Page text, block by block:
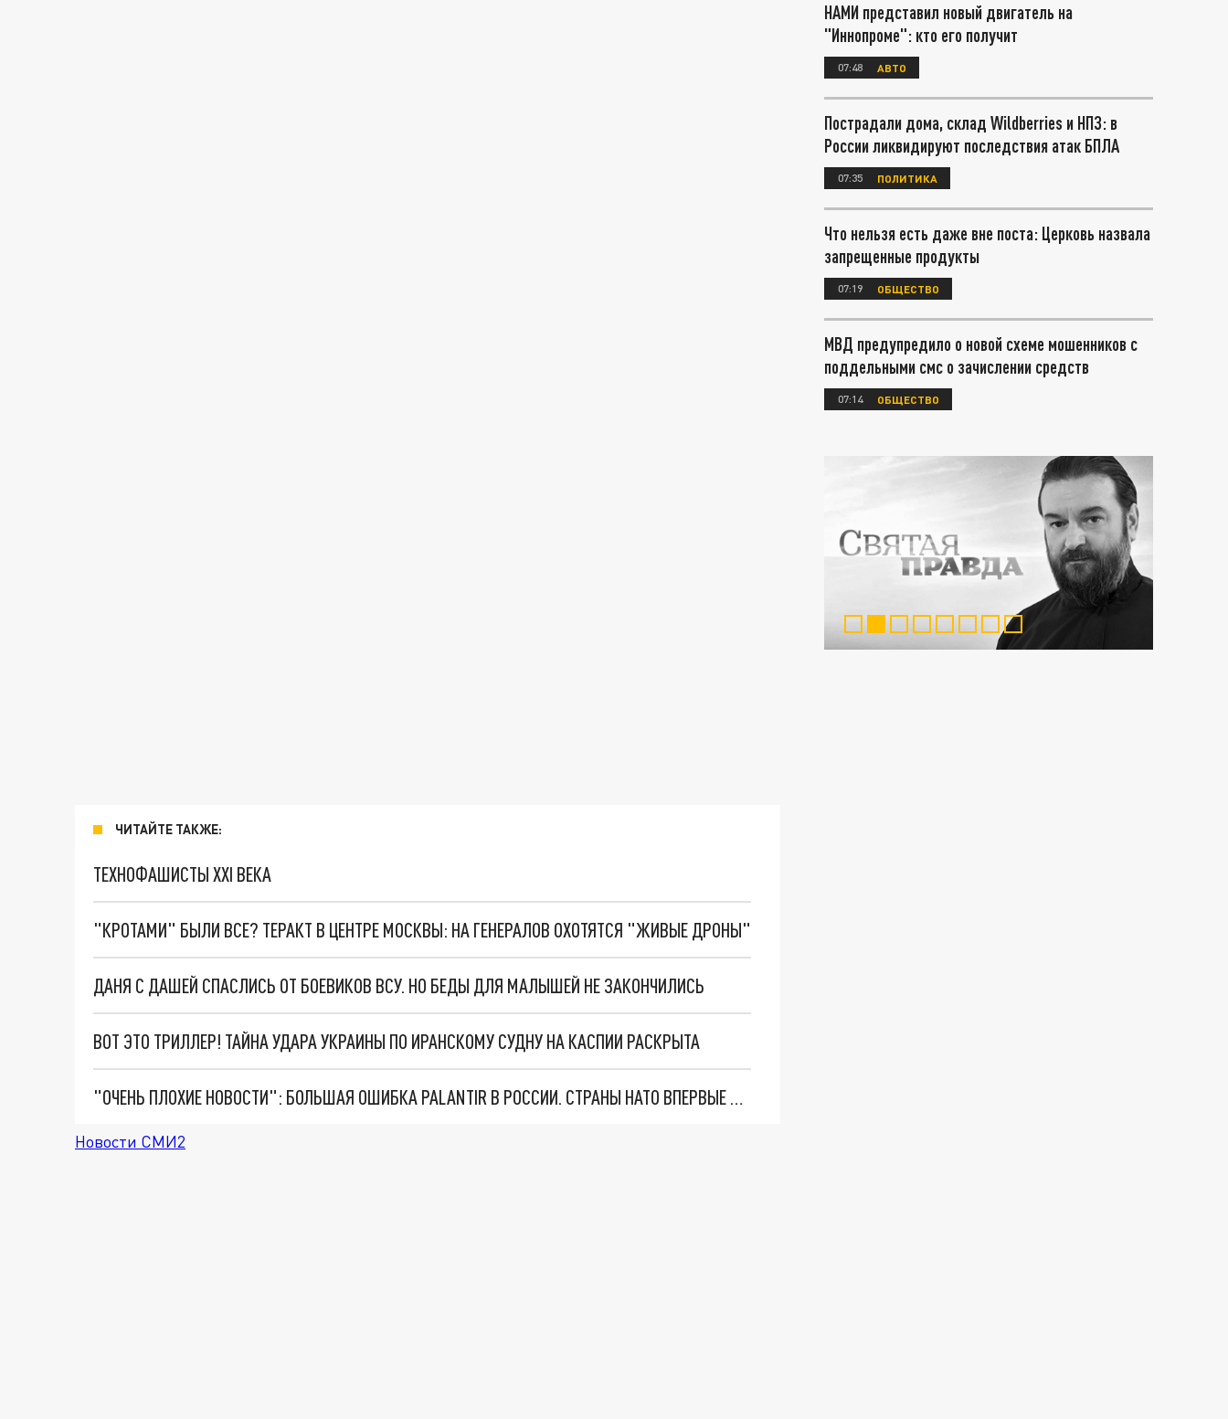
ЧИТАЙТЕ ТАКЖЕ:
ТЕХНОФАШИСТЫ XXI ВЕКА
"КРОТАМИ" БЫЛИ ВСЕ? ТЕРАКТ В ЦЕНТРЕ МОСКВЫ: НА ГЕНЕРАЛОВ ОХОТЯТСЯ "ЖИВЫЕ ДРОНЫ"
ДАНЯ С ДАШЕЙ СПАСЛИСЬ ОТ БОЕВИКОВ ВСУ. НО БЕДЫ ДЛЯ МАЛЫШЕЙ НЕ ЗАКОНЧИЛИСЬ
ВОТ ЭТО ТРИЛЛЕР! ТАЙНА УДАРА УКРАИНЫ ПО ИРАНСКОМУ СУДНУ НА КАСПИИ РАСКРЫТА
"ОЧЕНЬ ПЛОХИЕ НОВОСТИ": БОЛЬШАЯ ОШИБКА PALANTIR В РОССИИ. СТРАНЫ НАТО ВПЕРВЫЕ ЗА СВО ОСТАНОВИЛИ ПОСТАВКИ ОРУЖИЯ. ВСУ ТЕРЯЮТ ПРИГРАНИЧЬЕ?
Новости СМИ2
НАМИ представил новый двигатель на
"Иннопроме": кто его получит
07:48 АВТО
Пострадали дома, склад Wildberries и НПЗ: в
России ликвидируют последствия атак БПЛА
07:35 ПОЛИТИКА
Что нельзя есть даже вне поста: Церковь назвала
запрещенные продукты
07:19 ОБЩЕСТВО
МВД предупредило о новой схеме мошенников с
поддельными смс о зачислении средств
07:14 ОБЩЕСТВО